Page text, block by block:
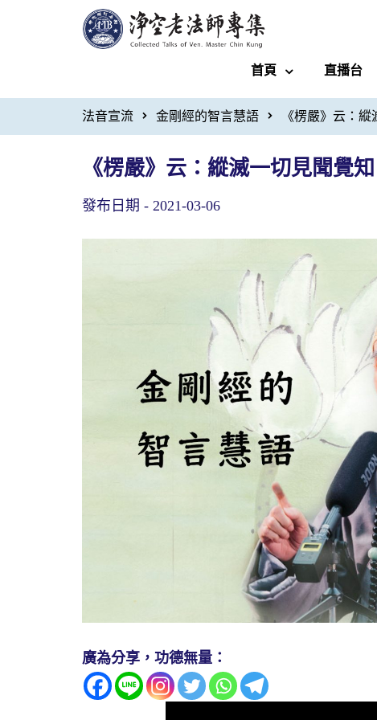
首頁 直播台
法音宣流 金剛經的智言慧語 《楞嚴》云：
《楞嚴》云：縱滅一切見聞覺
發布日期 - 2021-03-06
廣為分享，功德無量：